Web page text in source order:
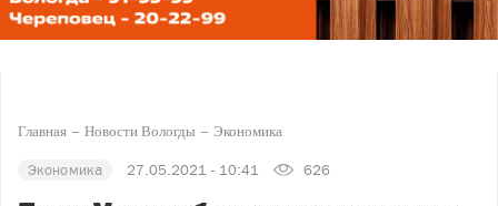
Главная Новости Вологды Экономика
Экономика 27.05.2021 - 10:41 626